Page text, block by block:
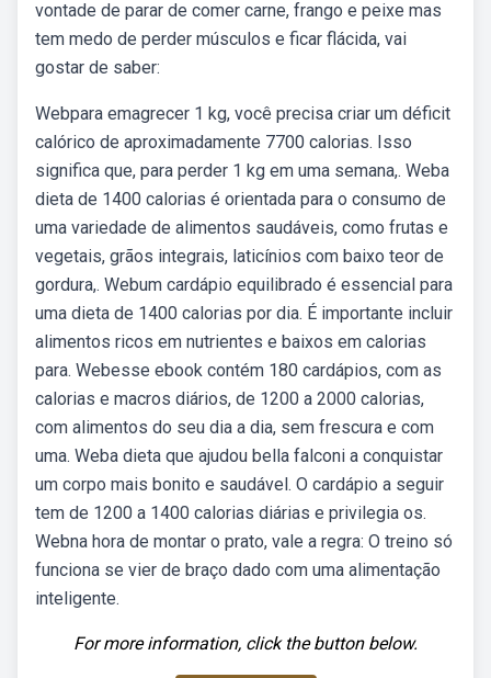
vontade de parar de comer carne, frango e peixe mas
tem medo de perder músculos e ficar flácida, vai
gostar de saber:
Webpara emagrecer 1 kg, você precisa criar um déficit
calórico de aproximadamente 7700 calorias. Isso
significa que, para perder 1 kg em uma semana,. Weba
dieta de 1400 calorias é orientada para o consumo de
uma variedade de alimentos saudáveis, como frutas e
vegetais, grãos integrais, laticínios com baixo teor de
gordura,. Webum cardápio equilibrado é essencial para
uma dieta de 1400 calorias por dia. É importante incluir
alimentos ricos em nutrientes e baixos em calorias
para. Webesse ebook contém 180 cardápios, com as
calorias e macros diários, de 1200 a 2000 calorias,
com alimentos do seu dia a dia, sem frescura e com
uma. Weba dieta que ajudou bella falconi a conquistar
um corpo mais bonito e saudável. O cardápio a seguir
tem de 1200 a 1400 calorias diárias e privilegia os.
Webna hora de montar o prato, vale a regra: O treino só
funciona se vier de braço dado com uma alimentação
inteligente.
For more information, click the button below.